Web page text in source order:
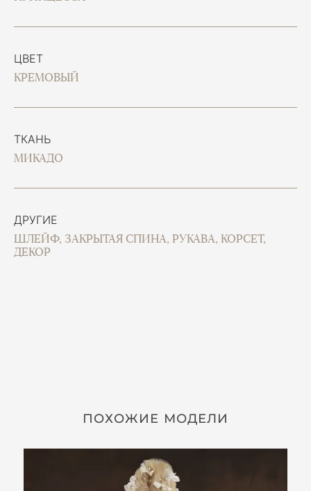
ЦВЕТ
КРЕМОВЫЙ
ТКАНЬ
МИКАДО
ДРУГИЕ
ШЛЕЙФ, ЗАКРЫТАЯ СПИНА, РУКАВА, КОРСЕТ,
ДЕКОР
ПОХОЖИЕ МОДЕЛИ